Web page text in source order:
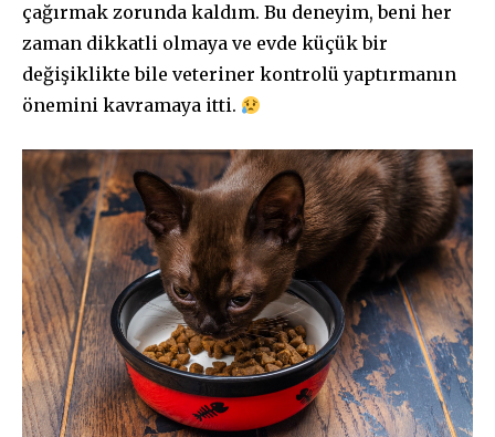
çağırmak zorunda kaldım. Bu deneyim, beni her
zaman dikkatli olmaya ve evde küçük bir
değişiklikte bile veteriner kontrolü yaptırmanın
önemini kavramaya itti.